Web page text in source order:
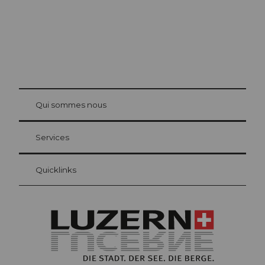
Carte d’hôte Lucerne
Vos avantages en tant qu'hôte pour la nuit
at Bre
Qui sommes nous
Services
Quicklinks